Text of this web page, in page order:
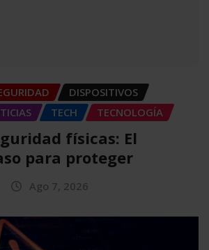
DISPOSITIVOS
TECH TECNOLOGÍA
físicas: El
para proteger
Ago 7, 2026